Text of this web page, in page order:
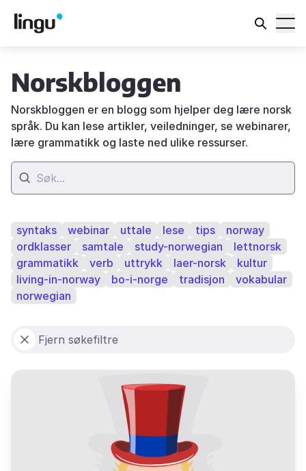
Norskbloggen
Norskbloggen er en blogg som hjelper deg lære norsk
språk. Du kan lese artikler, veiledninger, se webinarer,
lære grammatikk og laste ned ulike ressurser.
syntaks webinar uttale lese tips
norway
ordklasser
samtale study-norwegian
lettnorsk
grammatikk
verb uttrykk laer-norsk
kultur
living-in-norway
bo-i-norge tradisjon
vokabular
norwegian
Fjern søkefiltre